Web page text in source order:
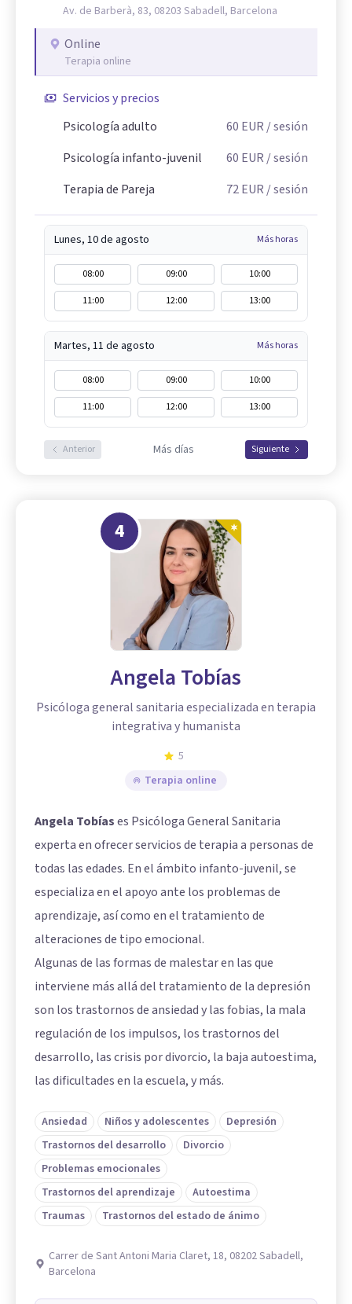
Av. de Barberà, 83, 08203 Sabadell, Barcelona
Online
Terapia online
Servicios y precios
Psicología adulto
60 EUR / sesión
Psicología infanto-juvenil
60 EUR / sesión
Terapia de Pareja
72EUR / sesión
Lunes, 10 de agosto Más horas
08:00 09:00
10:00
11:00
12:00 13:00
Martes, 11 de agosto Más horas
08:00 09:00
10:00
11:00
12:00 13:00
Anterior Más días Siguiente
4
Angela Tobías
Psicóloga general sanitaria especializada en terapia
integrativa y humanista
5
Terapia online
Angela Tobíases Psicóloga General Sanitaria
experta en ofrecer servicios de terapia a personas de
todas las edades. En el ámbito infanto-juvenil, se
especializa en el apoyo ante los problemas de
aprendizaje, así como en el tratamiento de
alteraciones de tipo emocional.
Algunas de las formas de malestar en las que
interviene más allá del tratamiento de la depresión
son los trastornos de ansiedad y las fobias, la mala
regulación de los impulsos, los trastornos del
desarrollo, las crisis por divorcio, la baja autoestima,
las dificultades en la escuela, y más.
Ansiedad Niños y adolescentes
Depresión
Trastornos del desarrollo
Divorcio
Problemas emocionales
Trastornos del aprendizaje
Autoestima
Traumas
Trastornos del estado de ánimo
Carrer de Sant Antoni Maria Claret, 18, 08202 Sabadell,
Barcelona